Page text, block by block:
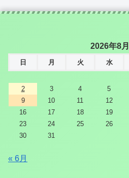
2026年8月
日 月 火 水
2
3 4 5
9
10 11 12
16
17 18 19
23
24 25 26
30
31
« 6月